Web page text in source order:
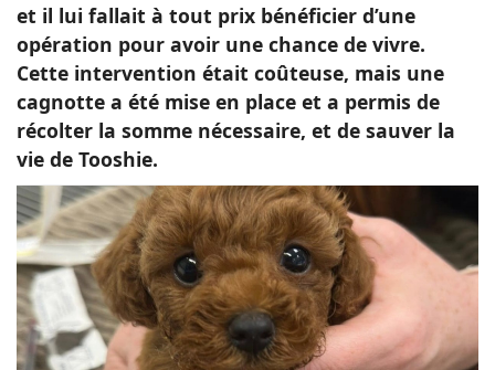
et il lui fallait à tout prix bénéficier d’une
opération pour avoir une chance de vivre.
Cette intervention était coûteuse, mais une
cagnotte a été mise en place et a permis de
récolter la somme nécessaire, et de sauver la
vie de Tooshie.